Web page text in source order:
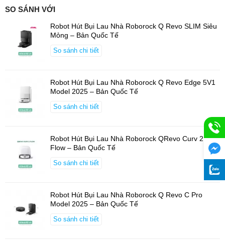
SO SÁNH VỚI
Robot Hút Bụi Lau Nhà Roborock Q Revo SLIM Siêu
Mỏng – Bản Quốc Tế
So sánh chi tiết
Robot Hút Bụi Lau Nhà Roborock Q Revo Edge 5V1
Model 2025 – Bản Quốc Tế
So sánh chi tiết
Robot Hút Bụi Lau Nhà Roborock QRevo Curv 2
Flow – Bản Quốc Tế
So sánh chi tiết
Robot Hút Bụi Lau Nhà Roborock Q Revo C Pro
Model 2025 – Bản Quốc Tế
So sánh chi tiết